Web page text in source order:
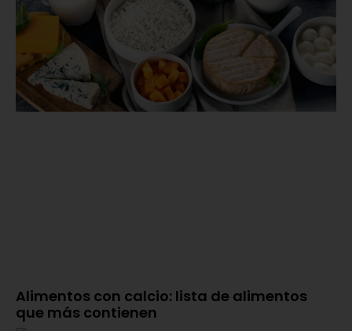
Alimentos con calcio: lista de alimentos
que más contienen